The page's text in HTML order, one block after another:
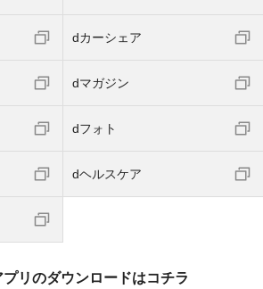
dカーシェア
dマガジン
dフォト
dヘルスケア
リのダウンロードはコチラ